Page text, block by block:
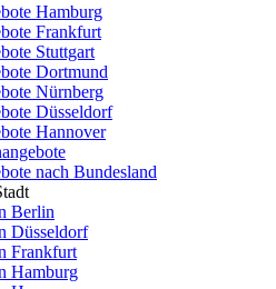
Hamburg
Frankfurt
Stuttgart
Dortmund
Nürnberg
Düsseldorf
Hannover
nach Bundesland
Berlin
Düsseldorf
Frankfurt
Hamburg